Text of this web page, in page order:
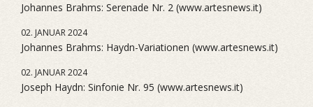
Johannes Brahms: Serenade Nr. 2 (www.artesnews.it)
02. JANUAR 2024
Johannes Brahms: Haydn-Variationen (www.artesnews.it)
02. JANUAR 2024
Joseph Haydn: Sinfonie Nr. 95 (www.artesnews.it)